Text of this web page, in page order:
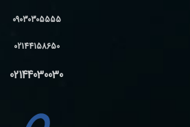
09030305555
02144158650
02144030030